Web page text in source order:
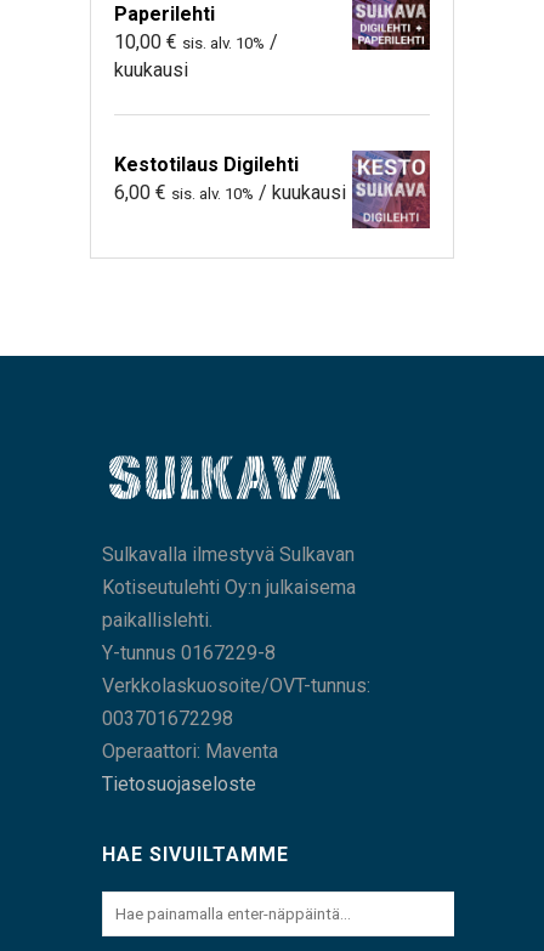
Paperilehti
10,00 € sis. alv. 10% /
kuukausi
Kestotilaus Digilehti
6,00 € sis. alv. 10% / kuukausi
Sulkavalla ilmestyvä Sulkavan
Kotiseutulehti Oy:n julkaisema
paikallislehti.
Y-tunnus 0167229-8
Verkkolaskuosoite/OVT-tunnus:
003701672298
Operaattori: Maventa
Tietosuojaseloste
HAE SIVUILTAMME